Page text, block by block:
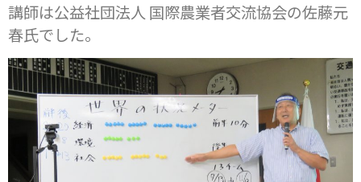
講師は公益社団法人 国際農業者交流協会の佐藤元
春氏でした。